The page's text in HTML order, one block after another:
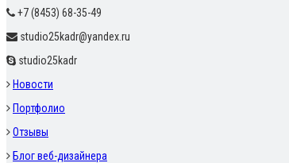
+7 (8453) 68-35-49
studio25kadr@yandex.ru
studio25kadr
Новости
Портфолио
Отзывы
Блог веб-дизайнера